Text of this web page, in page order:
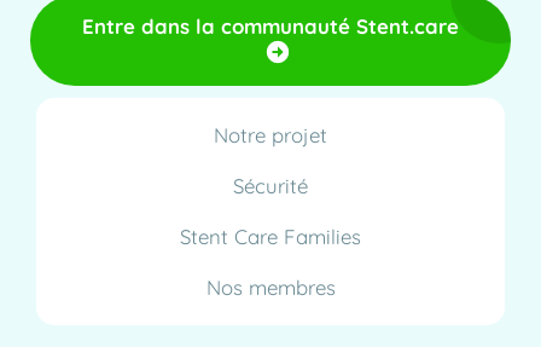
Entre dans la communauté Stent.care
Notre projet
Sécurité
Stent Care Families
Nos membres